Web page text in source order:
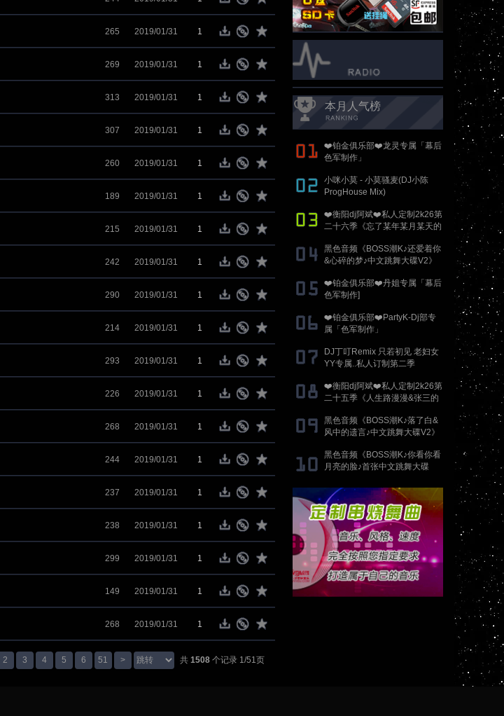
265 2019/01/31 1
269 2019/01/31 1
313 2019/01/31 1
307 2019/01/31 1
260 2019/01/31 1
189 2019/01/31 1
215 2019/01/31 1
242 2019/01/31 1
290 2019/01/31 1
214 2019/01/31 1
293 2019/01/31 1
226 2019/01/31 1
268 2019/01/31 1
244 2019/01/31 1
237 2019/01/31 1
238 2019/01/31 1
299 2019/01/31 1
149 2019/01/31 1
268 2019/01/31 1
2 3 4 5 6 51 > 共 1508个记录 1/51页
本月人气榜
❤️铂金俱乐部❤️龙灵专属「幕后
色军制作」
小咪小莫 - 小莫骚麦(DJ小陈
ProgHouse Mix)
❤️衡阳dj阿斌❤️私人定制2k26第
二十六季《忘了某年某月某天的
proghouse专辑
黑色音频《BOSS潮K♪还爱着你
&心碎的梦♪中文跳舞大碟V2》
❤️铂金俱乐部❤️丹姐专属「幕后
色军制作]
❤️铂金俱乐部❤️PartyK-Dj部专
属「色军制作」
DJ丁叮Remix 只若初见 老妇女
YY专属..私人订制第二季
❤️衡阳dj阿斌❤️私人定制2k26第
二十五季《人生路漫漫&张三的
黑色音频《BOSS潮K♪落了白&
风中的遗言♪中文跳舞大碟V2》
黑色音频《BOSS潮K♪你看你看
月亮的脸♪首张中文跳舞大碟